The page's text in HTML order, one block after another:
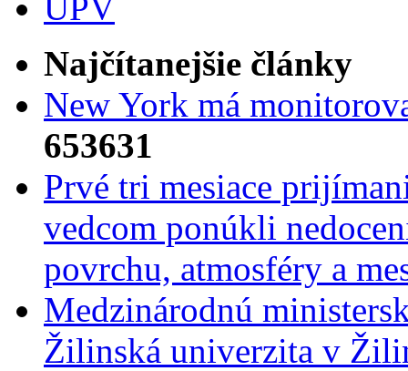
UPV
Najčítanejšie články
New York má
653631
Prvé tri mesiace
vedcom ponúkli
povrchu, atmosféry a
Medzinárodnú
Žilinská univerzita v